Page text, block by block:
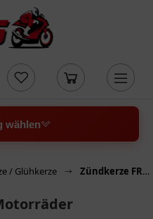
wählen
/ Glühkerze Zündkerze FR7SE für Motorräder